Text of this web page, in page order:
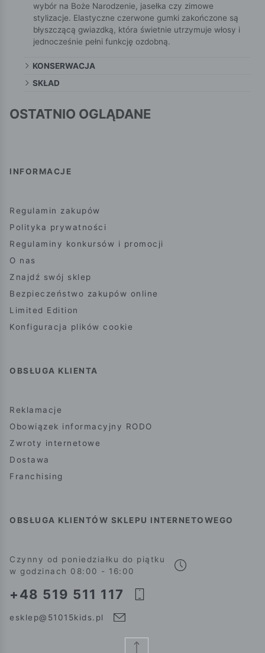
wybór na Boże Narodzenie, jasełka czy zimowe
stylizacje. Elastyczne czerwone gumki zakończone są
błyszczącą gwiazdką, która świetnie utrzymuje włosy i
jednocześnie pełni funkcję ozdobną.
KONSERWACJA
SKŁAD
OSTATNIO OGLĄDANE
INFORMACJE
Regulamin zakupów
Polityka prywatności
Regulaminy konkursów i promocji
O nas
Znajdź swój sklep
Bezpieczeństwo zakupów online
Limited Edition
Konfiguracja plików cookie
OBSŁUGA KLIENTA
Reklamacje
Obowiązek informacyjny RODO
Zwroty internetowe
Dostawa
Franchising
OBSŁUGA KLIENTÓW SKLEPU INTERNETOWEGO
Czynny od poniedziałku do piątku
w godzinach 08:00 - 16:00
+48 519 511 117
esklep@51015kids.pl